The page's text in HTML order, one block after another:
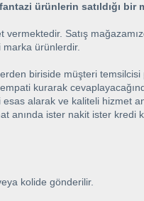
ürünlerin satıldığı bir
Satış
ürünlerdir.
biriside müşteri
kurarak
alarak ve kaliteli hizmet
ister nakit ister
kolide gönderilir.